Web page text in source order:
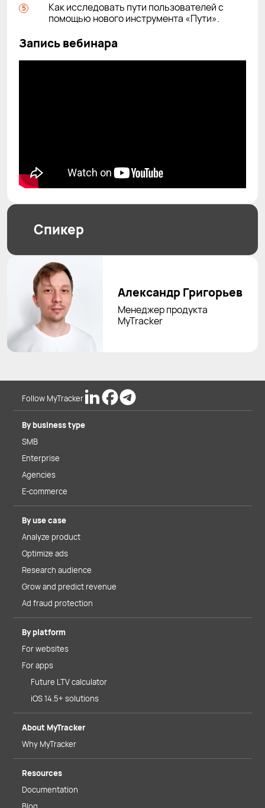
Как исследовать пути пользователей с
помощью нового инструмента «Пути».
Запись вебинара
Спикер
Александр Григорьев
Менеджер продукта
MyTracker
Follow MyTracker
By business type
SMB
Enterprise
Agencies
E-commerce
By use case
Analyze product
Optimize ads
Research audience
Grow and predict revenue
Ad fraud protection
By platform
For websites
For apps
Future LTV calculator
iOS 14.5+ solutions
About MyTracker
Why MyTracker
Resources
Documentation